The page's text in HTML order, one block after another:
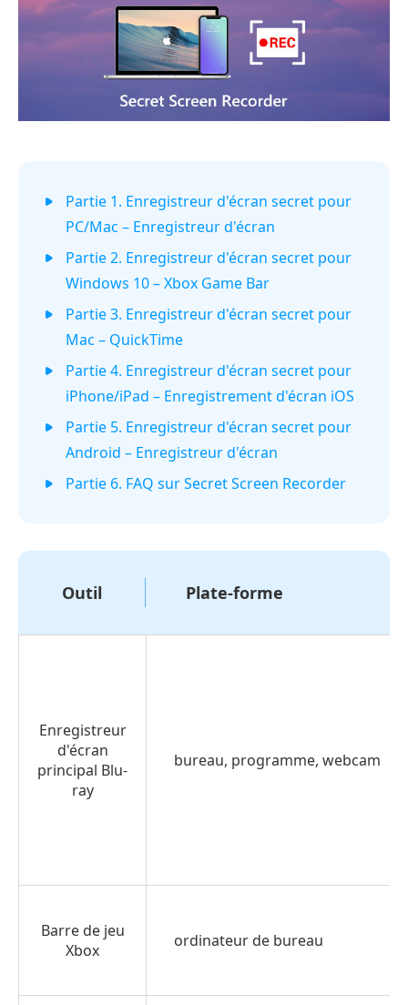
Partie 1. Enregistreur d'écran secret pour
PC/Mac – Enregistreur d'écran
Partie 2. Enregistreur d'écran secret pour
Windows 10 – Xbox Game Bar
Partie 3. Enregistreur d'écran secret pour
Mac – QuickTime
Partie 4. Enregistreur d'écran secret pour
iPhone/iPad – Enregistrement d'écran iOS
Partie 5. Enregistreur d'écran secret pour
Android – Enregistreur d'écran
Partie 6. FAQ sur Secret Screen Recorder
Outil Plate-forme
Enregistreur
d'écran
principal Blu-
ray
bureau, programme, webcam
Barre de jeu
Xbox
ordinateur de bureau